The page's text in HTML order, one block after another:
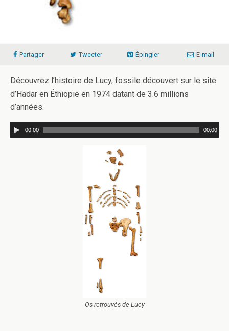
Partager Tweeter Épingler E-mail
Découvrez l’histoire de Lucy, fossile découvert sur le site
d’Hadar en Éthiopie en 1974 datant de 3.6 millions
d’années.
00:00 00:00
Os retrouvés de Lucy